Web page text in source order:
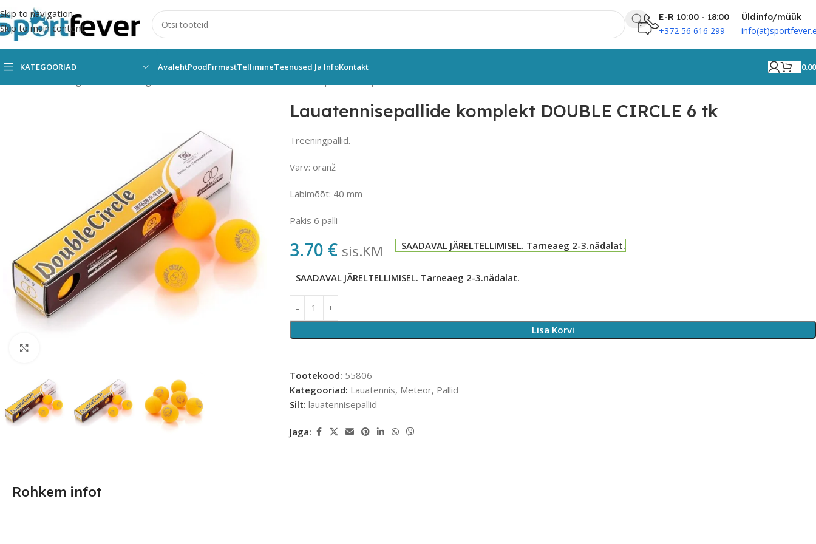
Skip to navigation
Skip to main content
E-R 10:00 - 18:00
+372 56 616 299
Üldinfo/müük
KATEGOORIAD AvalehtPoodFirmastTellimineTeenused Ja InfoKontakt
Lauatennisepallide komplekt DOUBLE CIRCLE 6 tk
Treeningpallid.
Värv: oranž
Läbimõõt: 40 mm
Pakis 6 palli
3.70 € sis.KM SAADAVAL JÄRELTELLIMISEL. Tarneaeg 2-3.nädalat.
SAADAVAL JÄRELTELLIMISEL. Tarneaeg 2-3.nädalat.
Lisa Korvi
Tootekood: 55806
Kategooriad: Lauatennis, Meteor, Pallid
Silt: lauatennisepallid
Jaga:
Rohkem infot